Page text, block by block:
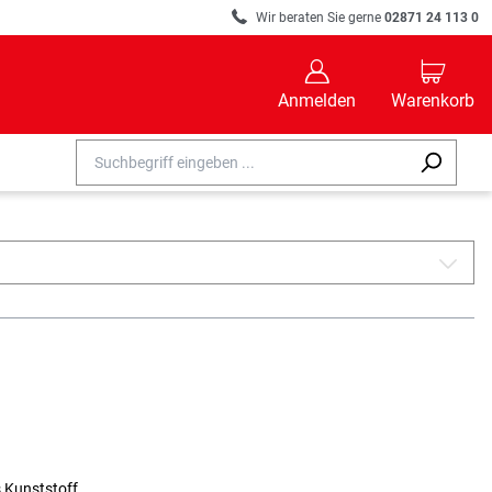
R Wir beraten Sie gerne 02871 24 113 0
B
Anmelden
C
Warenkorb
A